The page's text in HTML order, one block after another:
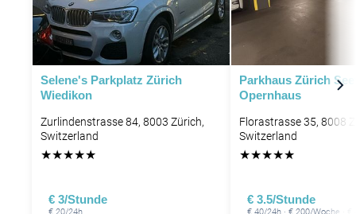
Selene's Parkplatz Zürich
Wiedikon
Zurlindenstrasse 84, 8003 Zürich,
Switzerland
★★★★★
€ 3/Stunde
Parkhaus Zürich
Opernhaus
Florastrasse 35, 8008
Switzerland
★★★★★
€ 3.5/Stunde